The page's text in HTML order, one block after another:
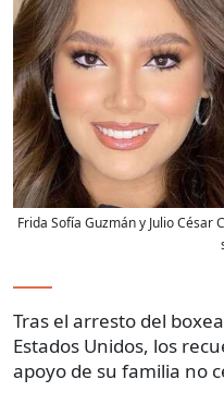
Frida Sofía Guzmán y Julio César
Tras el arresto del
Estados Unidos, los
apoyo de su familia no